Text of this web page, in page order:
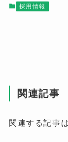
採用情報
関連記事
関連する記事